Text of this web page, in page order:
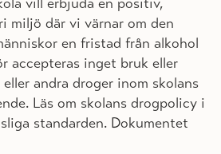
miljö där vi värnar om den
en fristad från alkohol
accepteras inget bruk eller
andra droger inom skolans
Läs om skolans drogpolicy i
standarden. Dokumentet